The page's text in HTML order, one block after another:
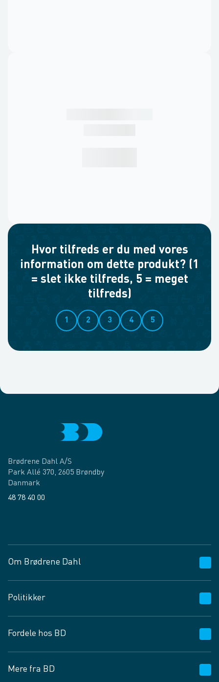
Hvor tilfreds er du med vores
information om dette produkt? (1
= slet ikke tilfreds, 5 = meget
tilfreds)
1 2 3 4 5
Brødrene Dahl A/S
Park Allé 370, 2605 Brøndby
Danmark
48 78 40 00
Om Brødrene Dahl
Vagttelefon 30 10 89 89
Spørgsmål og svar
Job og karriere
Fødevarekontrolrapport
Politikker
Privatlivspolitik
Cookies
Vilkår og betingelser
Fordele hos BD
BD app
Mere fra BD